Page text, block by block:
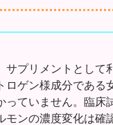
プリメントとして
ゲン様成分である
ていません。臨床
ンの濃度変化は